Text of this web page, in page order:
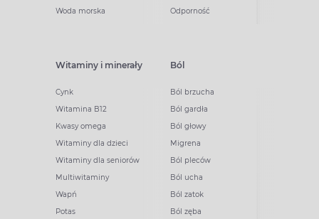
Woda morska
Odporność
Witaminy i minerały
Cynk
Witamina B12
Kwasy omega
Witaminy dla dzieci
Witaminy dla seniorów
Multiwitaminy
Wapń
Potas
Ból
Ból brzucha
Ból gardła
Ból głowy
Migrena
Ból pleców
Ból ucha
Ból zatok
Ból zęba